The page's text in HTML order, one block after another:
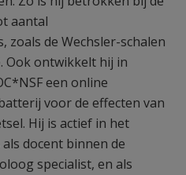
aantal
zoals de Wechsler-schalen
Ook ontwikkelt hij in
een online
voor de effecten van
Hij is actief in het
docent binnen de
specialist, en als